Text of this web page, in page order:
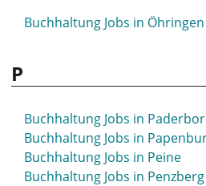
Buchhaltung Jobs in Öhringen
P
Buchhaltung Jobs in
Buchhaltung Jobs in
Buchhaltung Jobs in Peine
Buchhaltung Jobs in Penzberg